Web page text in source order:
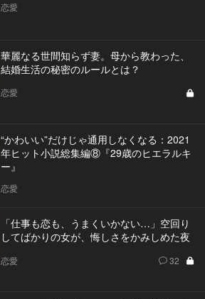
恋愛
華麗なる世間知らず妻。母から教わった、
結婚生活の秘密のルールとは？
恋愛
“かわいい”だけじゃ通用しなくなる：2021
年ヒット小説総集編⑧『29歳のヒエラルキ
ー』
恋愛
「仕事も恋も、うまくいかない…」空回り
してばかりの女が、悔しさをかみしめた夜
恋愛 32